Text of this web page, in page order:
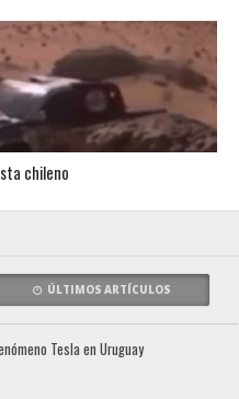
chileno
ÚLTIMOS ARTÍCULOS
Tesla en Uruguay